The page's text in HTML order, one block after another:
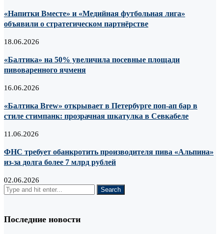
«Напитки Вместе» и «Медийная футбольная лига»
объявили о стратегическом партнёрстве
18.06.2026
«Балтика» на 50% увеличила посевные площади
пивоваренного ячменя
16.06.2026
«Балтика Brew» открывает в Петербурге поп-ап бар в
стиле стимпанк: прозрачная шкатулка в Севкабеле
11.06.2026
ФНС требует обанкротить производителя пива «Альпина»
из-за долга более 7 млрд рублей
02.06.2026
Последние новости